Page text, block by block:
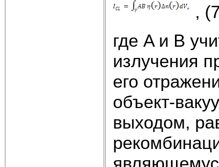
,
где A и B
излучения
его
объект-
выходом,